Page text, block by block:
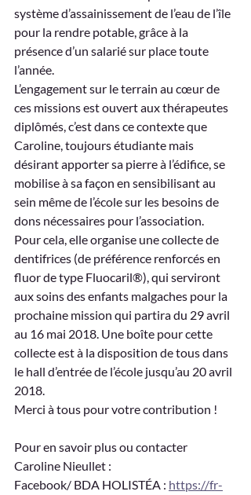
système d’assainissement de l’eau de l’île
pour la rendre potable, grâce à la
présence d’un salarié sur place toute
l’année.
L’engagement sur le terrain au cœur de
ces missions est ouvert aux thérapeutes
diplômés, c’est dans ce contexte que
Caroline, toujours étudiante mais
désirant apporter sa pierre à l’édifice, se
mobilise à sa façon en sensibilisant au
sein même de l’école sur les besoins de
dons nécessaires pour l’association.
Pour cela, elle organise une collecte de
dentifrices (de préférence renforcés en
fluor de type Fluocaril®), qui serviront
aux soins des enfants malgaches pour la
prochaine mission qui partira du 29 avril
au 16 mai 2018. Une boîte pour cette
collecte est à la disposition de tous dans
le hall d’entrée de l’école jusqu’au 20 avril
2018.
Merci à tous pour votre contribution !
Pour en savoir plus ou contacter
Caroline Nieullet :
Facebook/ BDA HOLISTÉA : https://fr-